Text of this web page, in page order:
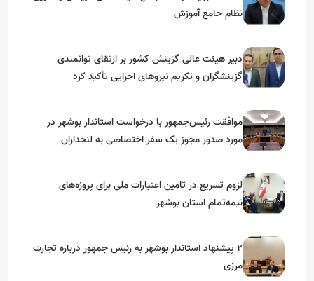
نظام جامع آموزش
دبیر هیئت عالی گزینش کشور بر ارتقای توانمندی
گزینشگران و تکریم نیروهای اجرایی تأکید کرد
موافقت رئیس‌جمهور با درخواست استاندار بوشهر در
مورد صدور مجوز یک سفر اختصاصی به لنجداران
لزوم تسریع در تامین اعتبارات ملی برای پروژه‌های
نیمه‌تمام استان بوشهر
۲ پیشنهاد استاندار بوشهر به رئیس جمهور درباره تجارت
مرزی